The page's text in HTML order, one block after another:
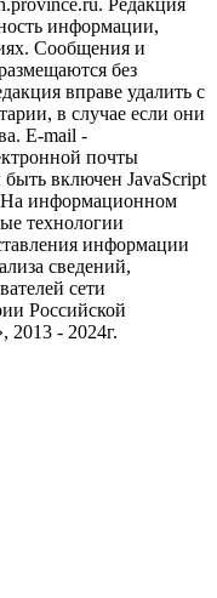
Редакция
информации,
Сообщения и
без
вправе удалить с
в случае если они
E-mail -
почты
включен JavaScript
На информационном
технологии
информации
сведений,
сети
Российской
- 2024г.